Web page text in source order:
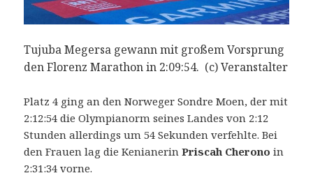
Tujuba Megersa gewann mit großem Vorsprung
den Florenz Marathon in 2:09:54. (c) Veranstalter
Platz 4 ging an den Norweger Sondre Moen, der mit
2:12:54 die Olympianorm seines Landes von 2:12
Stunden allerdings um 54 Sekunden verfehlte. Bei
den Frauen lag die KenianerinPriscah Cherono in
2:31:34 vorne.